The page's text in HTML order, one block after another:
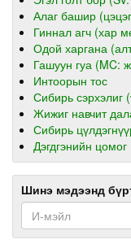
Алаг башир
Гиннал агч (хар
Одой харгана
Гашуун гуа (MC:
Интоорын тос
Сибирь сэрхэлиг
Жижиг навчит
Сибирь
Дэгдгэнийн цомог
Шинэ мэдээнд